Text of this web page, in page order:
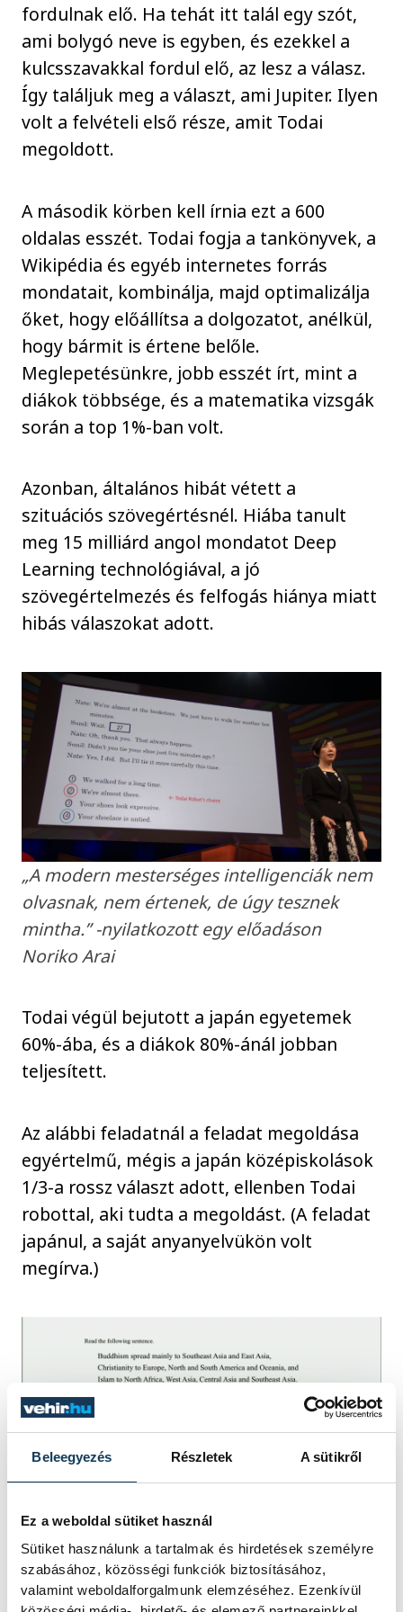
Beleegyezés Részletek A sütikről
Ez a weboldal sütiket használ
Sütiket használunk a tartalmak és hirdetések személyre
szabásához, közösségi funkciók biztosításához,
valamint weboldalforgalmunk elemzéséhez. Ezenkívül
fordulnak elő. Ha tehát itt talál egy szót,
ami bolygó neve is egyben, és ezekkel a
kulcsszavakkal fordul elő, az lesz a válasz.
Így találjuk meg a választ, ami Jupiter. Ilyen
volt a felvételi első része, amit Todai
megoldott.
A második körben kell írnia ezt a 600
oldalas esszét. Todai fogja a tankönyvek, a
Wikipédia és egyéb internetes forrás
mondatait, kombinálja, majd optimalizálja
őket, hogy előállítsa a dolgozatot, anélkül,
hogy bármit is értene belőle.
Meglepetésünkre, jobb esszét írt, mint a
diákok többsége, és a matematika vizsgák
során a top 1%-ban volt.
Azonban, általános hibát vétett a
szituációs szövegértésnél. Hiába tanult
meg 15 milliárd angol mondatot Deep
Learning technológiával, a jó
szövegértelmezés és felfogás hiánya miatt
hibás válaszokat adott.
„A modern mesterséges intelligenciák nem
olvasnak, nem értenek, de úgy tesznek
mintha.” -nyilatkozott egy előadáson
Noriko Arai
Todai végül bejutott a japán egyetemek
60%-ába, és a diákok 80%-ánál jobban
teljesített.
Az alábbi feladatnál a feladat megoldása
egyértelmű, mégis a japán középiskolások
1/3-a rossz választ adott, ellenben Todai
robottal, aki tudta a megoldást. (A feladat
japánul, a saját anyanyelvükön volt
megírva.)
A feladat magyarul: